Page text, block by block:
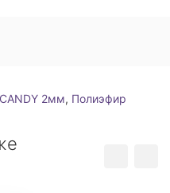
2мм, Полиэфир